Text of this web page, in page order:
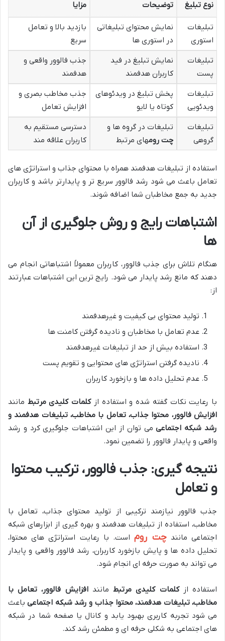
نوع تبلیغ توضیحات مزایا
تبلیغات
استوری
نمایش محتوای تبلیغاتی
در استوری ها
بازدید بالا و تعامل
سریع
تبلیغات
پست
نمایش تبلیغ در فید
کاربران هدفمند
جذب فالوور واقعی و
هدفمند
تبلیغات
ویدئویی
پخش تبلیغ در ویدئوهای
کوتاه یا لایو
جذب مخاطب بصری و
افزایش تعامل
تبلیغات
گروهی
تبلیغات در گروه ها و
چت رومهای مرتبط
دسترسی مستقیم به
کاربران علاقه مند
استفاده از تبلیغات هدفمند همراه با محتوای جذاب و استراتژی های
تعامل باعث می شود رشد فالوور سریع تر و پایدارتر باشد و کاربران
جدید به جمع مخاطبان شما اضافه شوند.
اشتباهات رایج و روش جلوگیری از آن
ها
هنگام تلاش برای جذب فالوور، کاربران معمولاً اشتباهاتی انجام می
دهند که مانع رشد پایدار می شود. رایج ترین این اشتباهات عبارتند
از:
تولید محتوای بی کیفیت و غیرهدفمند
عدم تعامل با مخاطبان و نادیده گرفتن کامنت ها
استفاده بیش از حد از تبلیغات غیرهدفمند
نادیده گرفتن استراتژی های محتوایی و تقویم پست
عدم تحلیل داده ها و بازخورد کاربران
با رعایت نکات گفته شده و استفاده ازکلمات کلیدی مرتبط مانند
افزایش فالوور، محتوا جذاب، تعامل با مخاطب، تبلیغات هدفمند و
رشد شبکه اجتماعیمی توان از این اشتباهات جلوگیری کرد و رشد
واقعی و پایدار فالوور را تضمین نمود.
نتیجه گیری: جذب فالوور، ترکیب محتوا
و تعامل
جذب فالوور نیازمند ترکیبی از تولید محتوای جذاب، تعامل با
مخاطب، استفاده از تبلیغات هدفمند و بهره گیری از ابزارهای شبکه
اجتماعی مانندچت روماست. با رعایت استراتژی های محتوا،
تحلیل داده ها و پایش بازخورد کاربران، رشد فالوور واقعی و پایدار
می تواند به صورت حرفه ای انجام شود.
استفاده ازکلمات کلیدی مرتبطمانندافزایش فالوور، تعامل با
مخاطب، تبلیغات هدفمند، محتوا جذاب و رشد شبکه اجتماعیباعث
می شود تجربه کاربری بهبود یابد و کانال یا صفحه شما در شبکه
های اجتماعی به شکلی حرفه ای و مطمئن رشد کند.